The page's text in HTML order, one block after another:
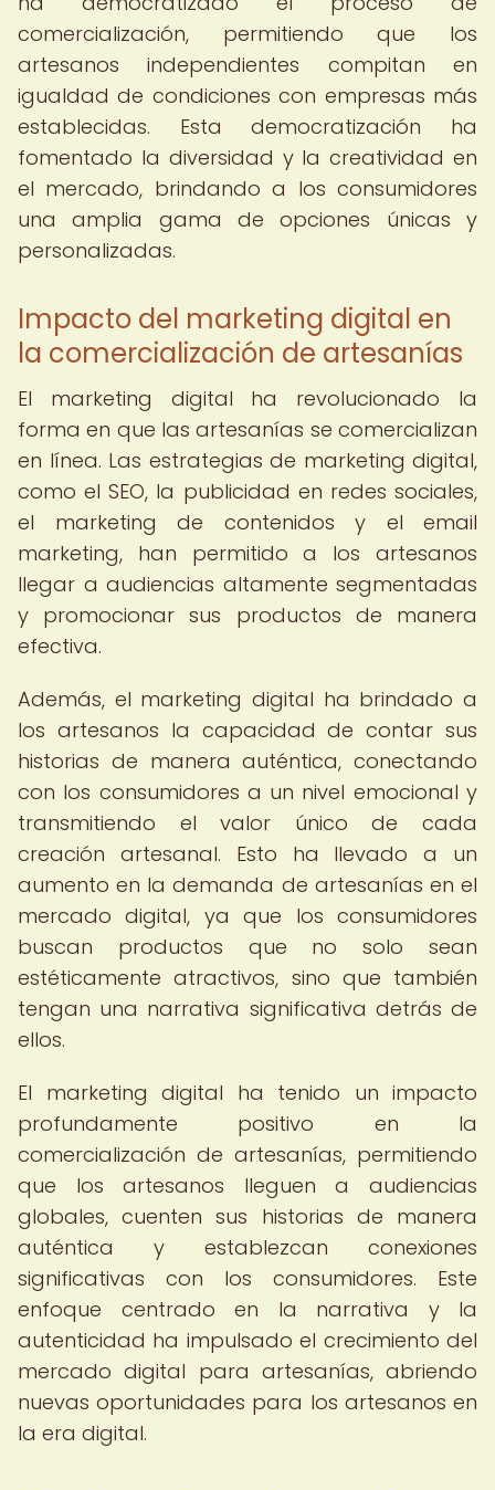
comercialización, permitiendo que los
artesanos independientes compitan en
igualdad de condiciones con empresas más
establecidas. Esta democratización ha
fomentado la diversidad y la creatividad en
el mercado, brindando a los consumidores
una amplia gama de opciones únicas y
personalizadas.
Impacto del marketing digital en
la comercialización de artesanías
El marketing digital ha revolucionado la
forma en que las artesanías se comercializan
en línea. Las estrategias de marketing digital,
como el SEO, la publicidad en redes sociales,
el marketing de contenidos y el email
marketing, han permitido a los artesanos
llegar a audiencias altamente segmentadas
y promocionar sus productos de manera
efectiva.
Además, el marketing digital ha brindado a
los artesanos la capacidad de contar sus
historias de manera auténtica, conectando
con los consumidores a un nivel emocional y
transmitiendo el valor único de cada
creación artesanal. Esto ha llevado a un
aumento en la demanda de artesanías en el
mercado digital, ya que los consumidores
buscan productos que no solo sean
estéticamente atractivos, sino que también
tengan una narrativa significativa detrás de
ellos.
El marketing digital ha tenido un impacto
profundamente positivo en la
comercialización de artesanías, permitiendo
que los artesanos lleguen a audiencias
globales, cuenten sus historias de manera
auténtica y establezcan conexiones
significativas con los consumidores. Este
enfoque centrado en la narrativa y la
autenticidad ha impulsado el crecimiento del
mercado digital para artesanías, abriendo
nuevas oportunidades para los artesanos en
la era digital.